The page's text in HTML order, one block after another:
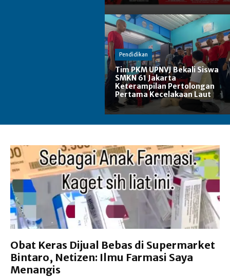
Pendidikan
Tim PKM UPNVJ Bekali Siswa
SMKN 61 Jakarta
Keterampilan Pertolongan
Pertama Kecelakaan Laut
Obat Keras Dijual Bebas di Supermarket
Bintaro, Netizen: Ilmu Farmasi Saya
Menangis